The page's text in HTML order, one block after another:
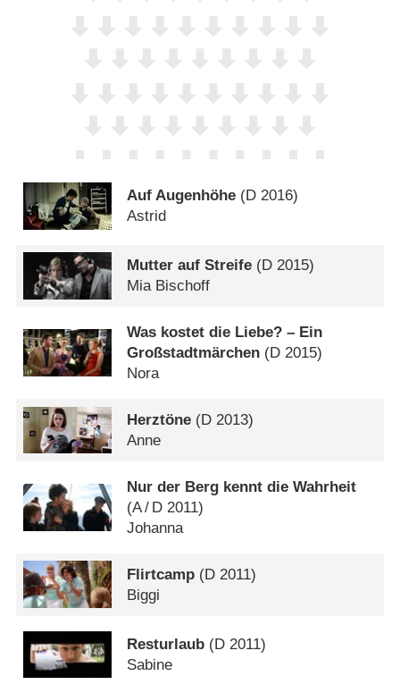
Auf Augenhöhe (D 2016)
Astrid
Mutter auf Streife (D 2015)
Mia Bischoff
Was kostet die Liebe? – Ein
Großstadtmärchen (D 2015)
Nora
Herztöne (D 2013)
Anne
Nur der Berg kennt die Wahrheit
(A/ D 2011)
Johanna
Flirtcamp (D 2011)
Biggi
Resturlaub (D 2011)
Sabine